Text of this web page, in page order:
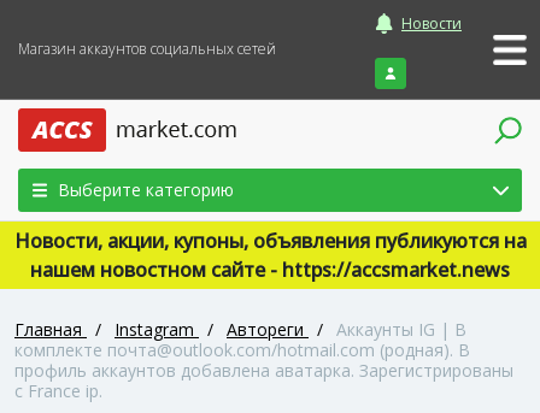
Магазин аккаунтов социальных сетей
Новости
Войти
Выберите категорию
Новости, акции, купоны, объявления публикуются на
нашем новостном сайте - https://accsmarket.news
Главная / Instagram / Автореги / Аккаунты IG | В
комплекте почта@outlook.com/hotmail.com (родная). В
профиль аккаунтов добавлена аватарка. Зарегистрированы
с France ip.